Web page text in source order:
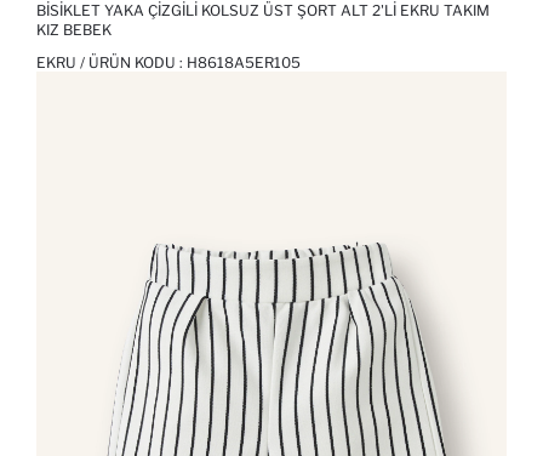
BISIKLET YAKA ÇIZGILI KOLSUZ ÜST ŞORT ALT 2'LI EKRU TAKIM
KIZ BEBEK
EKRU / ÜRÜN KODU : H8618A5ER105